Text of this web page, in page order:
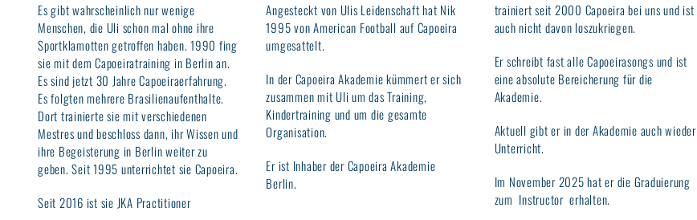
Es gibt wahrscheinlich nur wenige
Menschen, die Uli schon mal ohne ihre
Sportklamotten getroffen haben. 1990 fing
sie mit dem Capoeiratraining in Berlin an.
Es sind jetzt 30 Jahre Capoeiraerfahrung.
Es folgten mehrere Brasilienaufenthalte.
Dort trainierte sie mit verschiedenen
Mestres und beschloss dann, ihr Wissen und
ihre Begeisterung in Berlin weiter zu
geben. Seit 1995 unterrichtet sie Capoeira.
Seit 2016 ist sie JKA Practitioner
Angesteckt von Ulis Leidenschaft hat Nik
1995 von American Football auf Capoeira
umgesattelt.
In der Capoeira Akademie kümmert er sich
zusammen mit Uli um das Training,
Kindertraining und um die gesamte
Organisation.
Er ist Inhaber der Capoeira Akademie
Berlin.
trainiert seit 2000 Capoeira bei uns und ist
auch nicht davon loszukriegen.
Er schreibt fast alle Capoeirasongs und ist
eine absolute Bereicherung für die
Akademie.
Aktuell gibt er in der Akademie auch wieder
Unterricht.
Im November 2025 hat er die Graduierung
zum Instructor erhalten.